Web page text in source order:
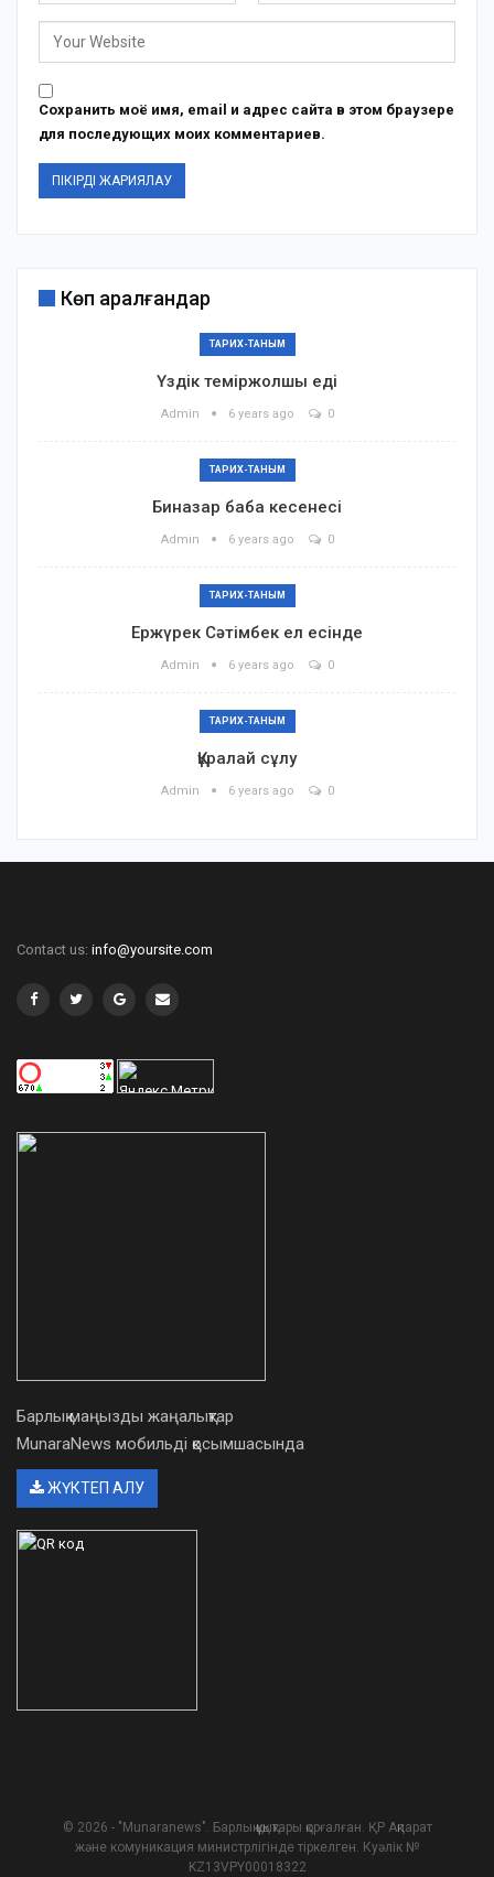
Сохранить моё имя, email и адрес сайта в этом браузере
для последующих моих комментариев.
Көп қаралғандар
ТАРИХ-ТАНЫМ
Үздік теміржолшы еді
Admin 6 years ago 0
ТАРИХ-ТАНЫМ
Биназар баба кесенесі
Admin 6 years ago 0
ТАРИХ-ТАНЫМ
Ержүрек Сәтімбек ел есінде
Admin 6 years ago 0
ТАРИХ-ТАНЫМ
Құралай сұлу
Admin 6 years ago 0
Contact us: info@yoursite.com
Барлық маңызды жаңалықтар
MunaraNews мобильді қосымшасында
ЖҮКТЕП АЛУ
© 2026 - "Munaranews". Барлық құқықтары қорғалған. ҚР Ақпарат
және комуникация министрлігінде тіркелген. Куәлік №
KZ13VPY00018322